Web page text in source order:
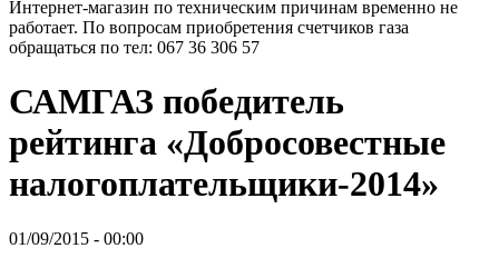
Интернет-магазин по техническим причинам временно не
работает. По вопросам приобретения счетчиков газа
обращаться по тел: 067 36 306 57
САМГАЗ победитель
рейтинга «Добросовестные
налогоплательщики-2014»
01/09/2015 - 00:00